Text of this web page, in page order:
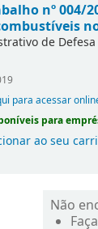
nº 004/
de Defesa
para acessar
para
ao seu
Não